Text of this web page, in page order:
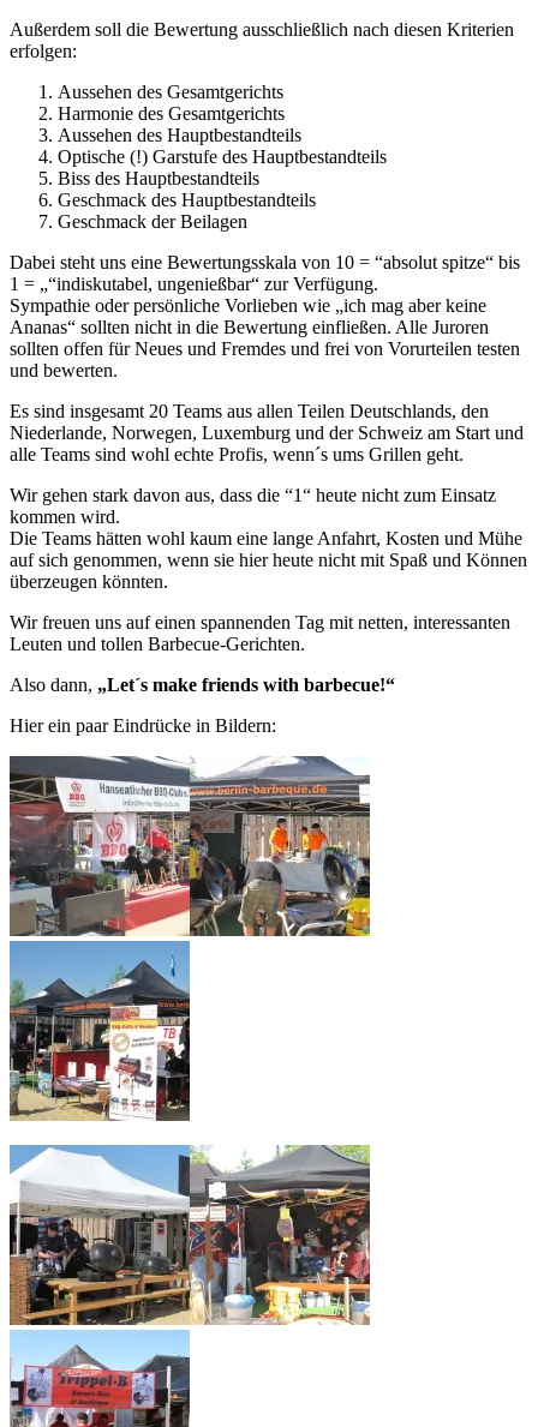
Außerdem soll die Bewertung ausschließlich nach diesen Kriterien
erfolgen:
Aussehen des Gesamtgerichts
Harmonie des Gesamtgerichts
Aussehen des Hauptbestandteils
Optische (!) Garstufe des Hauptbestandteils
Biss des Hauptbestandteils
Geschmack des Hauptbestandteils
Geschmack der Beilagen
Dabei steht uns eine Bewertungsskala von 10 = “absolut spitze“ bis
1 = „“indiskutabel, ungenießbar“ zur Verfügung.
Sympathie oder persönliche Vorlieben wie „ich mag aber keine
Ananas“ sollten nicht in die Bewertung einfließen. Alle Juroren
sollten offen für Neues und Fremdes und frei von Vorurteilen testen
und bewerten.
Es sind insgesamt 20 Teams aus allen Teilen Deutschlands, den
Niederlande, Norwegen, Luxemburg und der Schweiz am Start und
alle Teams sind wohl echte Profis, wenn´s ums Grillen geht.
Wir gehen stark davon aus, dass die “1“ heute nicht zum Einsatz
kommen wird.
Die Teams hätten wohl kaum eine lange Anfahrt, Kosten und Mühe
auf sich genommen, wenn sie hier heute nicht mit Spaß und Können
überzeugen könnten.
Wir freuen uns auf einen spannenden Tag mit netten, interessanten
Leuten und tollen Barbecue-Gerichten.
Also dann, „Let´s make friends with barbecue!“
Hier ein paar Eindrücke in Bildern: